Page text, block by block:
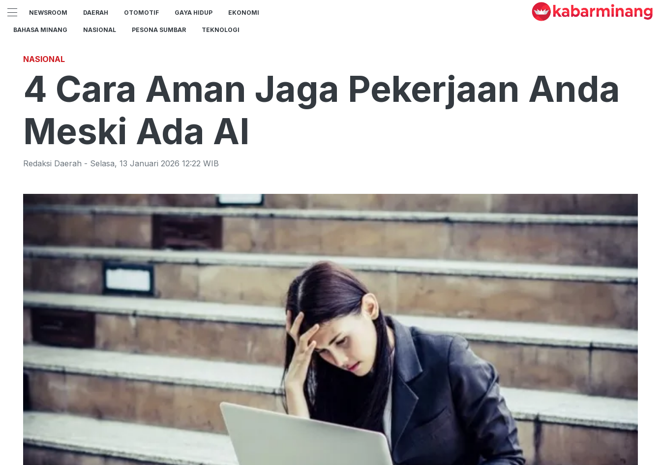
NEWSROOM DAERAH OTOMOTIF GAYA HIDUP EKONOMI
BAHASA MINANG NASIONAL PESONA SUMBAR TEKNOLOGI
NASIONAL
4 Cara Aman Jaga Pekerjaan Anda
Meski Ada AI
Redaksi Daerah - Selasa, 13 Januari 2026 12:22 WIB